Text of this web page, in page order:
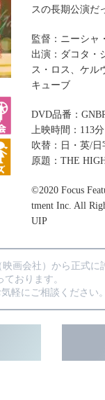
スの長期公演だ
監督：ニーシャ
出演：ダコタ・
ス・ロス、ケル
キューブ
DVD品番：
上映時間：113分
吹替：日・英/日
原題：THE
©2020 Focus
tment Inc. All
UIP
画会社）から正式に
おります。
軽にご相談ください。